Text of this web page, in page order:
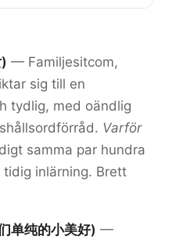
— Familjesitcom,
sig till en
tydlig, med oändlig
Varför
samma par hundra
inlärning. Brett
单纯的小美好) —